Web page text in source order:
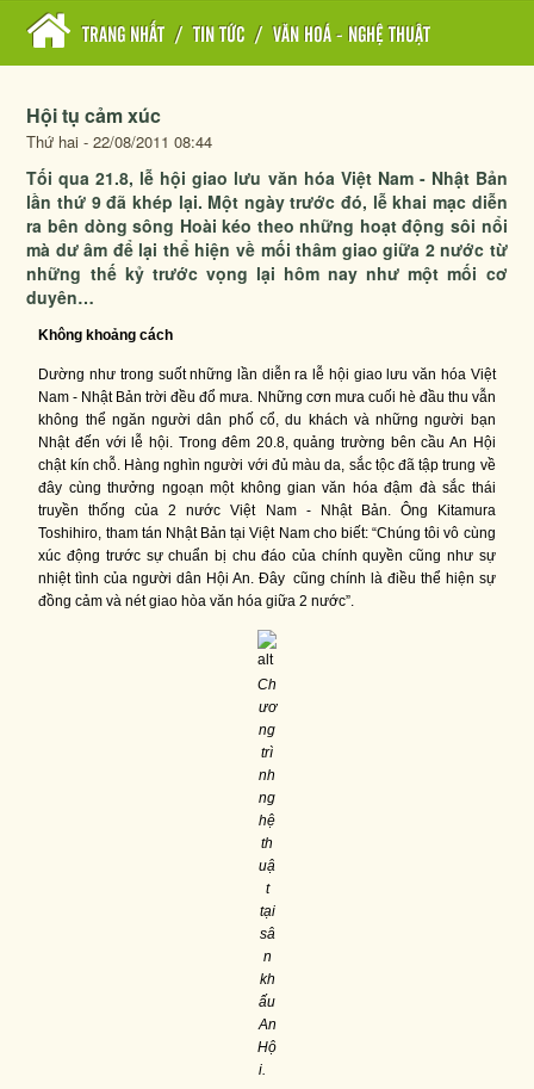
TRANG NHẤT / TIN TỨC / VĂN HOÁ - NGHỆ THUẬT
Hội tụ cảm xúc
Thứ hai - 22/08/2011 08:44
Tối qua 21.8, lễ hội giao lưu văn hóa Việt Nam - Nhật Bản
lần thứ 9 đã khép lại. Một ngày trước đó, lễ khai mạc diễn
ra bên dòng sông Hoài kéo theo những hoạt động sôi nổi
mà dư âm để lại thể hiện về mối thâm giao giữa 2 nước từ
những thế kỷ trước vọng lại hôm nay như một mối cơ
duyên…
Không khoảng cách
Dường như trong suốt những lần diễn ra lễ hội giao lưu văn hóa Việt
Nam - Nhật Bản trời đều đổ mưa. Những cơn mưa cuối hè đầu thu vẫn
không thể ngăn người dân phố cổ, du khách và những người bạn
Nhật đến với lễ hội. Trong đêm 20.8, quảng trường bên cầu An Hội
chật kín chỗ. Hàng nghìn người với đủ màu da, sắc tộc đã tập trung về
đây cùng thưởng ngoạn một không gian văn hóa đậm đà sắc thái
truyền thống của 2 nước Việt Nam - Nhật Bản. Ông Kitamura
Toshihiro, tham tán Nhật Bản tại Việt Nam cho biết: “Chúng tôi vô cùng
xúc động trước sự chuẩn bị chu đáo của chính quyền cũng như sự
nhiệt tình của người dân Hội An. Đây cũng chính là điều thể hiện sự
đồng cảm và nét giao hòa văn hóa giữa 2 nước”.
Ch
ươ
ng
trì
nh
ng
hệ
th
uậ
t
tại
sâ
n
kh
ấu
An
Hộ
i.